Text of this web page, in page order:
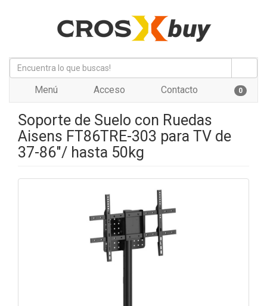
Menú Acceso Contacto 0
Soporte de Suelo con Ruedas
Aisens FT86TRE-303 para TV de
37-86"/ hasta 50kg